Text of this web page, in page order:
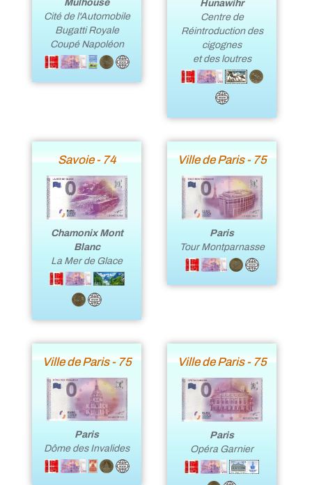
Mulhouse
Cité de l'Automobile
Bugatti Royale
Coupé Napoléon
Hunawihr
Centre de
Réintroduction des
cigognes
et des loutres
Savoie - 74
Chamonix Mont
Blanc
La Mer de Glace
Ville de Paris - 75
Paris
Tour Montparnasse
Ville de Paris - 75
Paris
Dôme des Invalides
Ville de Paris - 75
Paris
Opéra Garnier